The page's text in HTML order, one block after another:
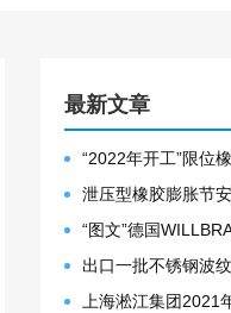
最新文章
“2022年开工”限位橡胶接头准备发往数据中心能
泄压型橡胶膨胀节安装示
“图文”德国WILLBRANDT法兰橡胶膨胀节螺栓方
出口一批不锈钢波纹补
上海淞江集团2021年度盛典“燃战